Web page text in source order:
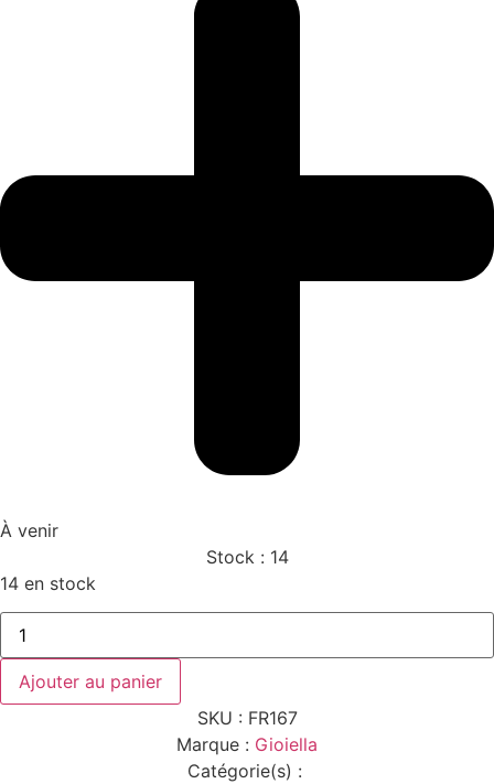
À venir
Stock : 14
14 en stock
quantité
BURRATINA
GORGONZOLA
125G.ENV.
GIOIELLA
Ajouter au panier
SKU : FR167
Marque : Gioiella
Catégorie(s) :